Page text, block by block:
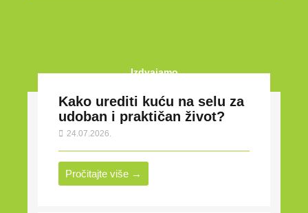
Izdvajamo
Kako urediti kuću na selu za
udoban i praktičan život?
24.07.2026.
Pročitajte više →